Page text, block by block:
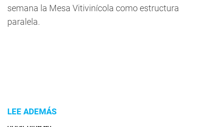
semana la Mesa Vitivinícola como estructura
paralela.
LEE ADEMÁS